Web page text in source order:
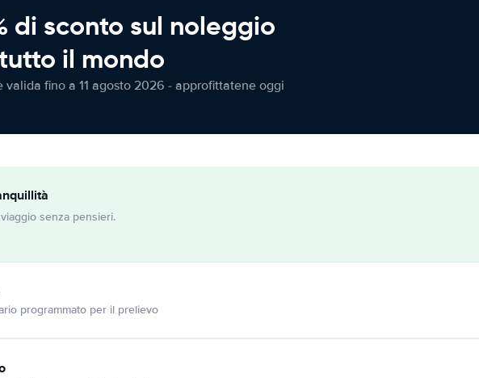
di sconto sul noleggio
il mondo
valida fino a 11 agosto 2026 - approfittatene oggi
senza pensieri.
programmato per il prelievo